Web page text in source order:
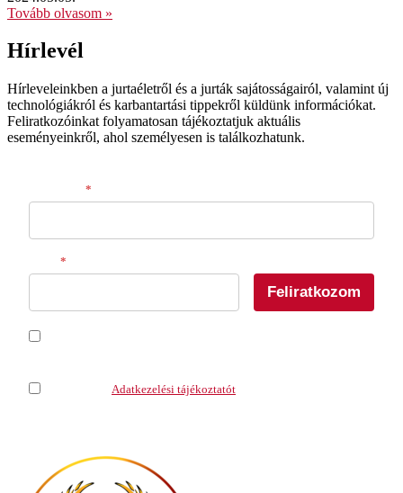
Tovább olvasom »
Hírlevél
Hírleveleinkben a jurtaéletről és a jurták sajátosságairól, valamint új
technológiákról és karbantartási tippekről küldünk információkat.
Feliratkozóinkat folyamatosan tájékoztatjuk aktuális
eseményeinkről, ahol személyesen is találkozhatunk.
*
*
Feliratkozom
Adatkezelési tájékoztatót